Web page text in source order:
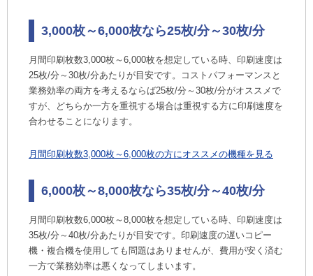
3,000枚～6,000枚なら25枚/分～30枚/分
月間印刷枚数3,000枚～6,000枚を想定している時、印刷速度は
25枚/分～30枚/分あたりが目安です。コストパフォーマンスと
業務効率の両方を考えるならば25枚/分～30枚/分がオススメで
すが、どちらか一方を重視する場合は重視する方に印刷速度を
合わせることになります。
月間印刷枚数3,000枚～6,000枚の方にオススメの機種を見る
6,000枚～8,000枚なら35枚/分～40枚/分
月間印刷枚数6,000枚～8,000枚を想定している時、印刷速度は
35枚/分～40枚/分あたりが目安です。印刷速度の遅いコピー
機・複合機を使用しても問題はありませんが、費用が安く済む
一方で業務効率は悪くなってしまいます。